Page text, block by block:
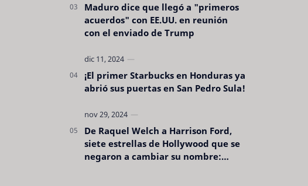
Maduro dice que llegó a "primeros
acuerdos" con EE.UU. en reunión
con el enviado de Trump
¡El primer Starbucks en Honduras ya
abrió sus puertas en San Pedro Sula!
De Raquel Welch a Harrison Ford,
siete estrellas de Hollywood que se
negaron a cambiar su nombre: